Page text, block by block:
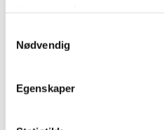
Nødvendig
Egenskaper